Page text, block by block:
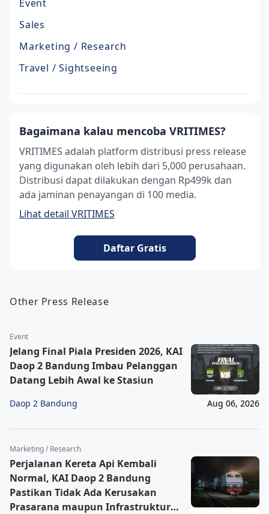
Event
Sales
Marketing / Research
Travel / Sightseeing
Bagaimana kalau mencoba VRITIMES?
VRITIMES adalah platform distribusi press release
yang digunakan oleh lebih dari 5,000 perusahaan.
Distribusi dapat dilakukan dengan Rp499k dan
ada jaminan penayangan di 100 media.
Lihat detail VRITIMES
Daftar Gratis
Other Press Release
Event
Jelang Final Piala Presiden 2026, KAI
Daop 2 Bandung Imbau Pelanggan
Datang Lebih Awal ke Stasiun
Daop 2 Bandung Aug 06, 2026
Marketing / Research
Perjalanan Kereta Api Kembali
Normal, KAI Daop 2 Bandung
Pastikan Tidak Ada Kerusakan
Prasarana maupun Infrastruktur